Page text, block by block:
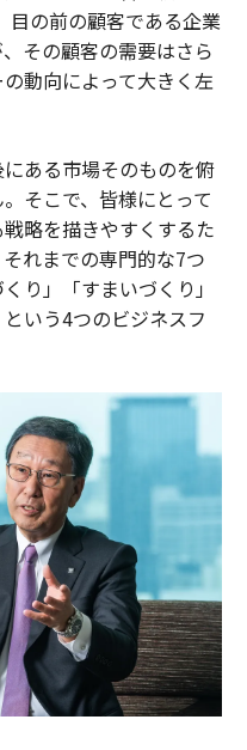
目の前の顧客である企業
その顧客の需要はさら
動向によって大きく左
ある市場そのものを俯
そこで、皆様にとって
略を描きやすくするた
れまでの専門的な7つ
り」「すまいづくり」
いう4つのビジネスフ